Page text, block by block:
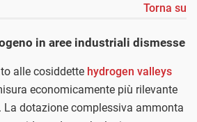
Torna su
in aree industriali dismesse
alle cosiddette hydrogen valleys
economicamente più rilevante
La dotazione complessiva ammonta